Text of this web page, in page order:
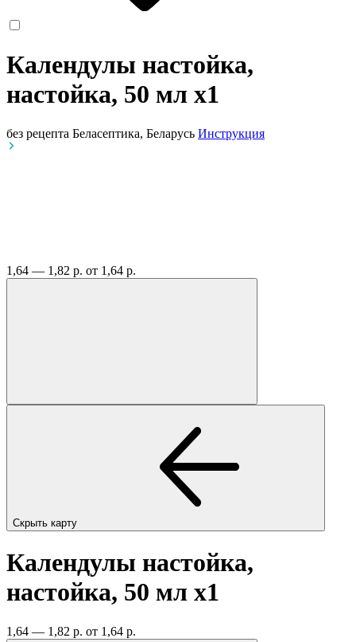
Календулы настойка,
настойка, 50 мл x1
без рецепта Беласептика, Беларусь Инструкция
1,64 — 1,82 р. от 1,64 р.
Скрыть карту
Календулы настойка,
настойка, 50 мл x1
1,64 — 1,82 р. от 1,64 р.